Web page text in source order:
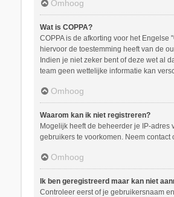
Omhoog
Wat is COPPA?
COPPA is de afkorting voor het
hiervoor de toestemming heeft van de
Indien je niet zeker bent of deze wet al
team geen wettelijke informatie kan
Omhoog
Waarom kan ik niet registreren?
Mogelijk heeft de beheerder je IP-
gebruikers te voorkomen. Neem
Omhoog
Ik ben geregistreerd maar kan niet
Controleer eerst of je gebruikersnaam